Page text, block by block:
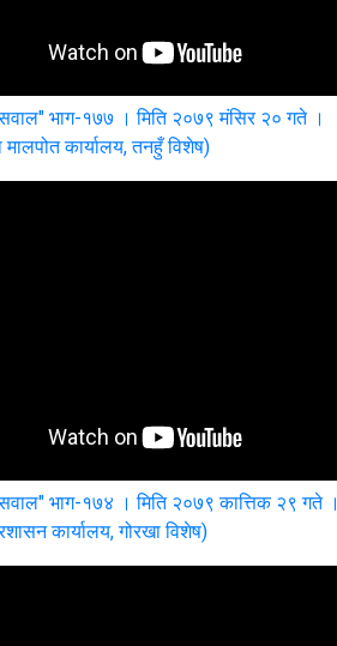
भाग-१७७ । मिति २०७९ मंसिर २० गते ।
मालपोत कार्यालय, तनहुँ विशेष)
भाग-१७४ । मिति २०७९ कात्तिक २९ गते ।
कार्यालय, गोरखा विशेष)